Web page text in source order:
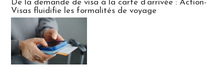
De la demande de visa à la carte d’arrivée : Action-
Visas fluidifie les formalités de voyage